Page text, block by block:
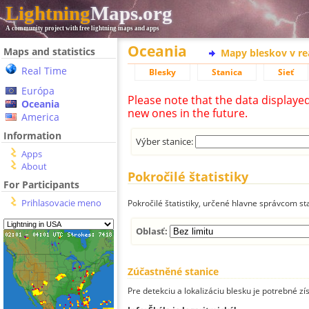
LightningMaps.org
A community project with free lightning maps and apps
Maps and statistics
Real Time
Európa
Oceania
America
Information
Apps
About
For Participants
Prihlasovacie meno
Oceania Mapy bleskov v
Blesky Stanica Sieť
Please note that the data
new ones in the future.
Výber stanice:
Pokročilé štatistiky
Pokročilé štatistiky, určené hlavne správcom
Oblasť:
Zúčastněné stanice
Pre detekciu a lokalizáciu blesku je potrebné